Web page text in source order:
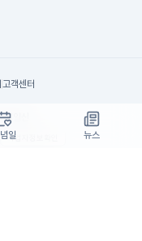
고객센터
일신
사업자정보확인
일 뉴스